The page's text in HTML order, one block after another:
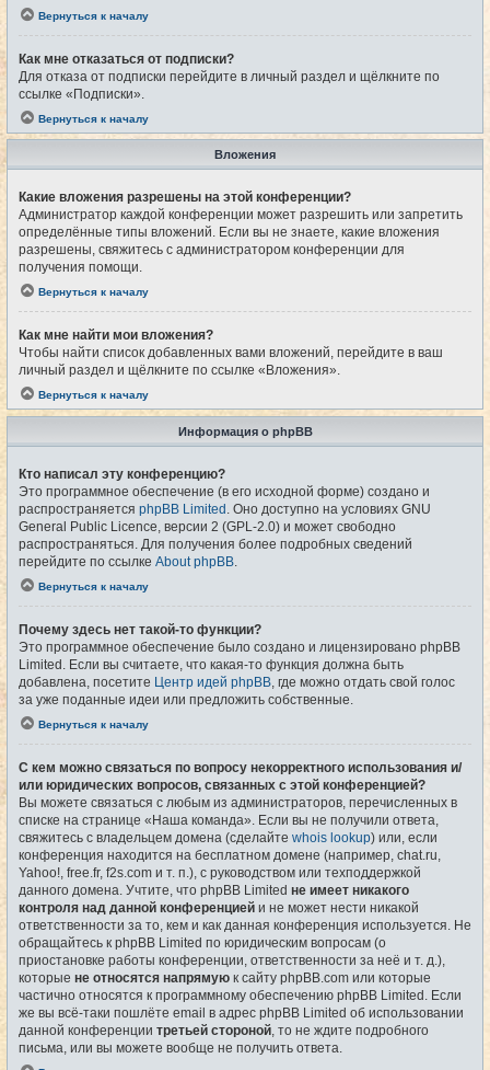
Вернуться к началу
Как мне отказаться от подписки?
Для отказа от подписки перейдите в личный раздел и щёлкните по
ссылке «Подписки».
Вернуться к началу
Вложения
Какие вложения разрешены на этой конференции?
Администратор каждой конференции может разрешить или запретить
определённые типы вложений. Если вы не знаете, какие вложения
разрешены, свяжитесь с администратором конференции для
получения помощи.
Вернуться к началу
Как мне найти мои вложения?
Чтобы найти список добавленных вами вложений, перейдите в ваш
личный раздел и щёлкните по ссылке «Вложения».
Вернуться к началу
Информация о phpBB
Кто написал эту конференцию?
Это программное обеспечение (в его исходной форме) создано и
распространяется phpBB Limited . Оно доступно на условиях GNU
General Public Licence, версии 2 (GPL-2.0) и может свободно
распространяться. Для получения более подробных сведений
перейдите по ссылке About phpBB
Вернуться к началу
Почему здесь нет такой-то функции?
Это программное обеспечение было создано и лицензировано phpBB
Limited. Если вы считаете, что какая-то функция должна быть
добавлена, посетите Центр идей phpBB , где можно отдать свой голос
за уже поданные идеи или предложить собственные.
Вернуться к началу
С кем можно связаться по вопросу некорректного использования и/
или юридических вопросов, связанных с этой конференцией?
Вы можете связаться с любым из администраторов, перечисленных в
списке на странице «Наша команда». Если вы не получили ответа,
свяжитесь с владельцем домена (сделайте whois lookup) или, если
конференция находится на бесплатном домене (например, chat.ru,
Yahoo!, free.fr, f2s.com и т. п.), с руководством или техподдержкой
данного домена. Учтите, что phpBB Limited не имеет никакого
контроля над данной конференцией и не может нести никакой
ответственности за то, кем и как данная конференция используется. Не
обращайтесь к phpBB Limited по юридическим вопросам (о
приостановке работы конференции, ответственности за неё и т. д.),
которые не относятся напрямую к сайту phpBB.com или которые
частично относятся к программному обеспечению phpBB Limited. Если
же вы всё-таки пошлёте email в адрес phpBB Limited об использовании
данной конференции третьей стороной , то не ждите подробного
письма, или вы можете вообще не получить ответа.